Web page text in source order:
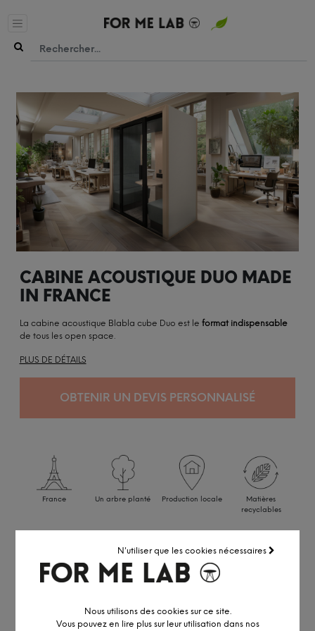
N'utiliser que les cookies nécessaires
Nous utilisons des cookies sur ce site.
Vous pouvez en lire plus sur leur utilisation dans nos
CABINE ACOUSTIQUE DUO MADE
IN FRANCE
La cabine acoustique Blabla cube Duo est le format indispensable
de tous les open space.
PLUS DE DÉTAILS
OBTENIR UN DEVIS PERSONNALISÉ
France Un arbre planté Production locale
Matières
recyclables
Conseil personnalisé par visio ouRDV showroom